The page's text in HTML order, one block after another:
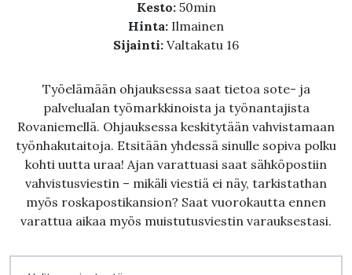
Kesto: 50min
Hinta: Ilmainen
Sijainti: Valtakatu 16
Työelämään ohjauksessa saat tietoa sote- ja
palvelualan työmarkkinoista ja työnantajista
Rovaniemellä. Ohjauksessa keskitytään vahvistamaan
työnhakutaitoja. Etsitään yhdessä sinulle sopiva polku
kohti uutta uraa! Ajan varattuasi saat sähköpostiin
vahvistusviestin – mikäli viestiä ei näy, tarkistathan
myös roskapostikansion? Saat vuorokautta ennen
varattua aikaa myös muistutusviestin varauksestasi.